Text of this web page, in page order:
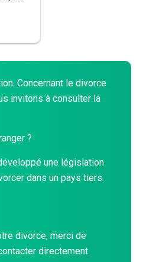
Concernant le divorce
invitons à consulter la
?
une législation
dans un pays tiers.
divorce, merci de
directement